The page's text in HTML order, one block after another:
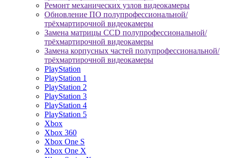
Ремонт механических узлов видеокамеры
Обновление ПО полупрофессиональной/
трёхмартирочной видеокамеры
Замена матрицы CCD полупрофессиональной/
трёхмартирочной видеокамеры
Замена корпусных частей полупрофессиональной/
трёхмартирочной видеокамеры
PlayStation
PlayStation 1
PlayStation 2
PlayStation 3
PlayStation 4
PlayStation 5
Xbox
Xbox 360
Xbox One S
Xbox One X